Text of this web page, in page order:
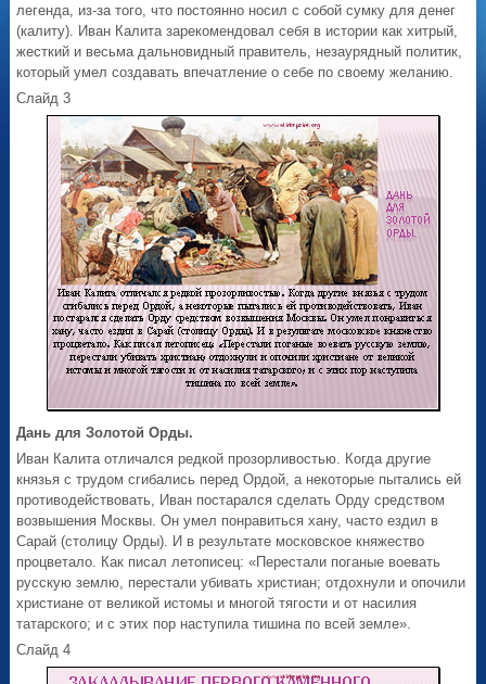
легенда, из-за того, что постоянно носил с собой сумку для денег
(калиту). Иван Калита зарекомендовал себя в истории как хитрый,
жесткий и весьма дальновидный правитель, незаурядный политик,
который умел создавать впечатление о себе по своему желанию.
Слайд 3
Дань для Золотой Орды.
Иван Калита отличался редкой прозорливостью. Когда другие
князья с трудом сгибались перед Ордой, а некоторые пытались ей
противодействовать, Иван постарался сделать Орду средством
возвышения Москвы. Он умел понравиться хану, часто ездил в
Сарай (столицу Орды). И в результате московское княжество
процветало. Как писал летописец: «Перестали поганые воевать
русскую землю, перестали убивать христиан; отдохнули и опочили
христиане от великой истомы и многой тягости и от насилия
татарского; и с этих пор наступила тишина по всей земле».
Слайд 4